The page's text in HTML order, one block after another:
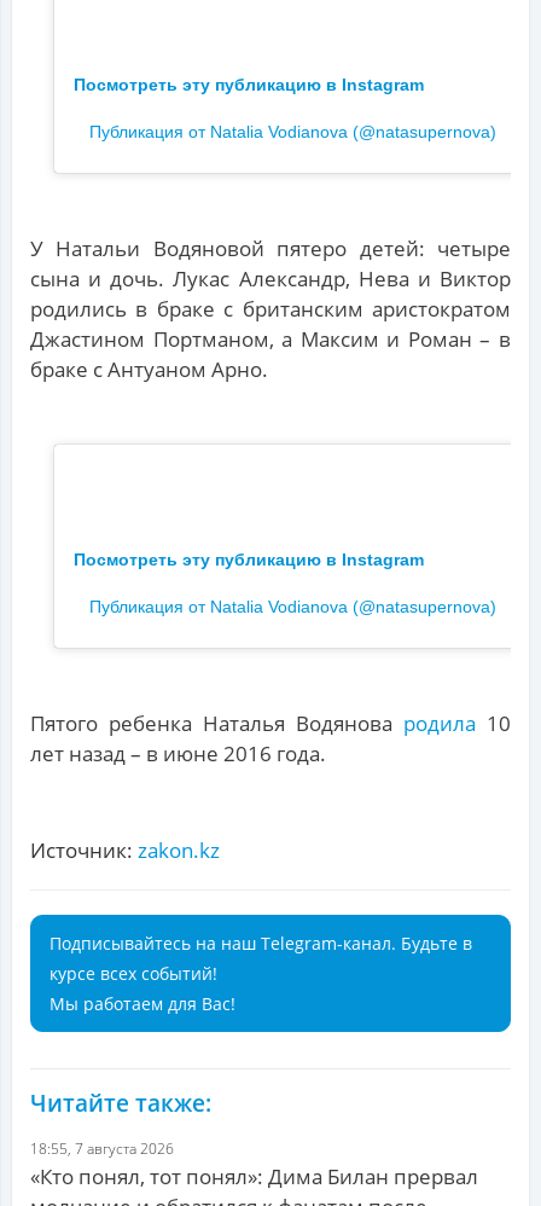
Посмотреть эту публикацию в Instagram
Публикация от Natalia Vodianova (@natasupernova)
У Натальи Водяновой пятеро детей: четыре
сына и дочь. Лукас Александр, Нева и Виктор
родились в браке с британским аристократом
Джастином Портманом, а Максим и Роман – в
браке с Антуаном Арно.
Посмотреть эту публикацию в Instagram
Публикация от Natalia Vodianova (@natasupernova)
Пятого ребенка Наталья Водянова родила 10
лет назад – в июне 2016 года.
Источник: zakon.kz
Подписывайтесь на наш Telegram-канал. Будьте в
курсе всех событий!
Мы работаем для Вас!
Читайте также:
18:55, 7 августа 2026
«Кто понял, тот понял»: Дима Билан прервал